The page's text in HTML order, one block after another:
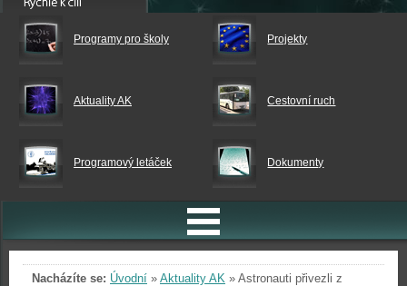
Programy pro školy Projekty
Aktuality AK Cestovní ruch
Programový letáček Dokumenty
Nacházíte se: Úvodní » Aktuality AK » Astronauti přivezli z